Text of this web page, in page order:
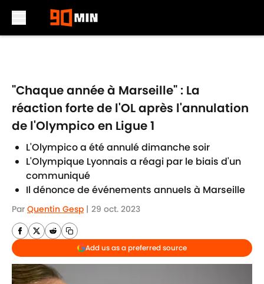
"Chaque année à Marseille" : La
réaction forte de l'OL après l'annulation
de l'Olympico en Ligue 1
L'Olympico a été annulé dimanche soir
L'Olympique Lyonnais a réagi par le biais d'un
communiqué
Il dénonce de événements annuels à Marseille
Par Quentin Gesp | 29 oct. 2023
Add us as a preferred source